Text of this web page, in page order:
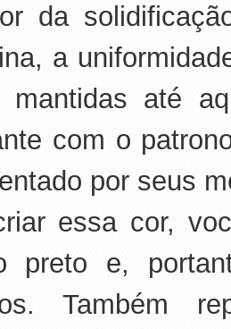
da
a
mantidas até
com o
por seus
essa cor,
preto e,
Também